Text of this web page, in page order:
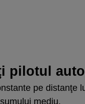
pilotul
pe distanţe
mediu.